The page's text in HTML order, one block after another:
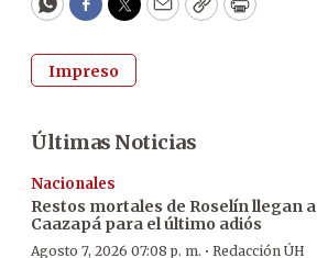
WhatsApp
Facebook
Twitter
EmailCopyPrint
Impreso
Últimas Noticias
Nacionales
Restos mortales de Roselín llegan a
Caazapá para el último adiós
Agosto 7, 2026 07:08 p. m. · Redacción ÚH